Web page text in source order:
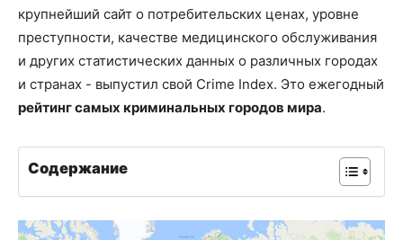
крупнейший сайт о потребительских ценах, уровне
преступности, качестве медицинского обслуживания
и других статистических данных о различных городах
и странах - выпустил свой Crime Index. Это ежегодный
рейтинг самых криминальных городов мира.
Содержание